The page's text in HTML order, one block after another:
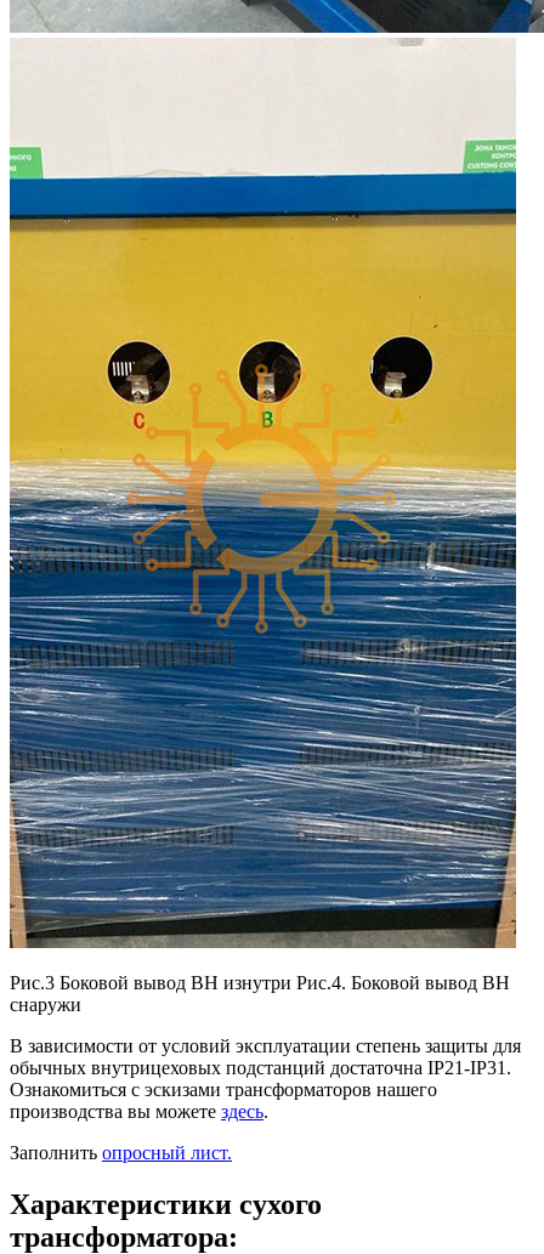
Рис.3 Боковой вывод ВН изнутри Рис.4. Боковой вывод ВН
снаружи
В зависимости от условий эксплуатации степень защиты для
обычных внутрицеховых подстанций достаточна IP21-IP31.
Ознакомиться с эскизами трансформаторов нашего
производства вы можете здесь.
Заполнить опросный лист.
Характеристики сухого
трансформатора: